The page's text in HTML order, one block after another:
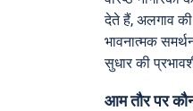
देते हैं, अलगाव
भावनात्मक
सुधार की
आम तौर पर कौन